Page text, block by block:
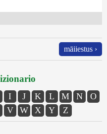
māiiestus ›
I J K L M N
O
V W X Y Z